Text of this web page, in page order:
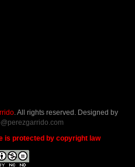
. All rights reserved. Designed by
is protected by copyright law